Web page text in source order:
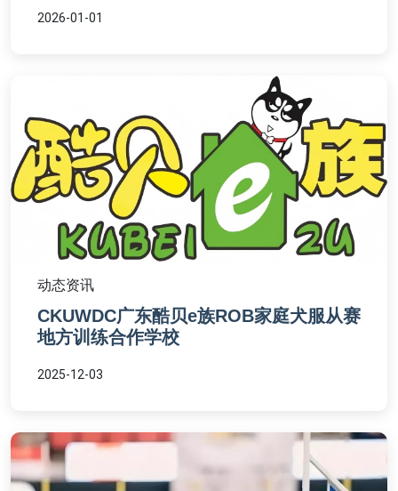
2026-01-01
动态资讯
CKUWDC广东酷贝e族ROB家庭犬服从赛
地方训练合作学校
2025-12-03